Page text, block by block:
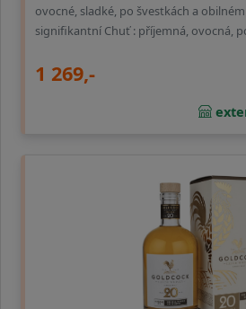
ovocné, sladké, po švestkách a
signifikantní Chuť : příjemná, ovocná,
1 269,-